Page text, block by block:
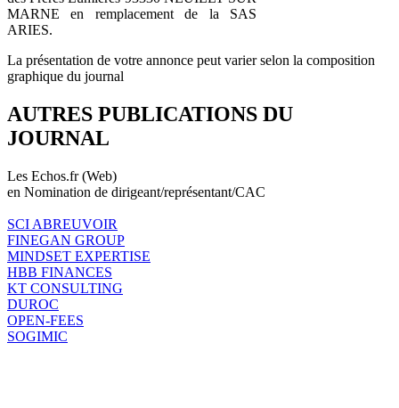
MARNE en remplacement de la SAS
ARIES.
La présentation de votre annonce peut varier selon la composition
graphique du journal
AUTRES PUBLICATIONS DU
JOURNAL
Les Echos.fr (Web)
en Nomination de dirigeant/représentant/CAC
SCI ABREUVOIR
FINEGAN GROUP
MINDSET EXPERTISE
HBB FINANCES
KT CONSULTING
DUROC
OPEN-FEES
SOGIMIC